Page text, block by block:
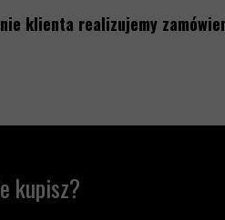
klienta realizujemy
kupisz?